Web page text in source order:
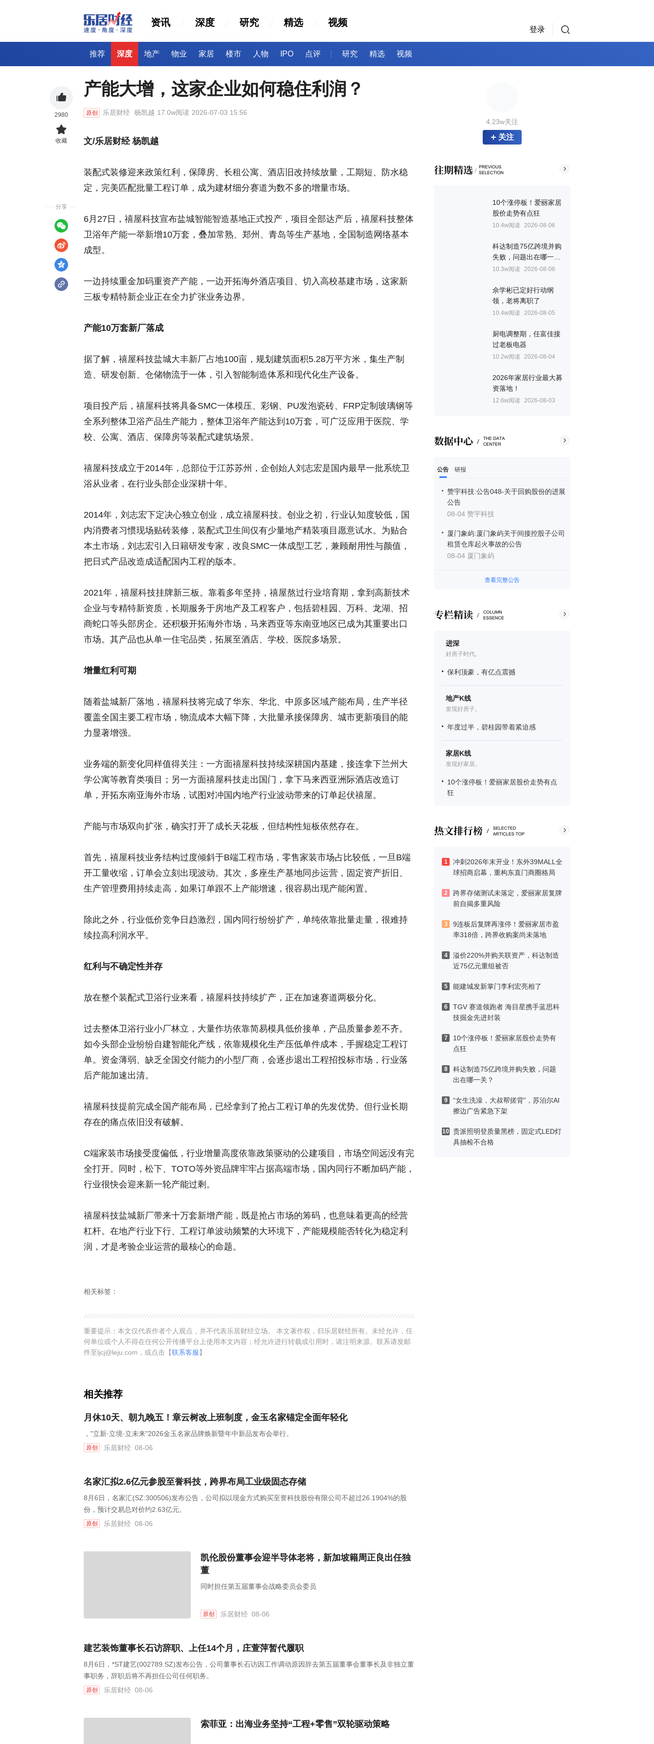
资讯 深度 研究 精选 视频
登录
推荐 深度 地产 物业 家居 楼市 人物 IPO 点评 研究 精选 视频
4.23w关注
关注
10个涨停板！爱丽家居
股价走势有点狂
10.4w阅读 2026-08-06
科达制造75亿跨境并购
失败，问题出在哪一
关？
10.3w阅读 2026-08-06
佘学彬已定好行动纲
领，老将离职了
10.4w阅读 2026-08-05
厨电调整期，任富佳接
过老板电器
10.2w阅读 2026-08-04
2026年家居行业最大募
资落地！
12.6w阅读 2026-08-03
公告 研报
赞宇科技:公告048-关于回购股份的进展
公告
08-04 赞宇科技
厦门象屿:厦门象屿关于间接控股子公司
租赁仓库起火事故的公告
08-04 厦门象屿
查看完整公告
进深
好房子时代。
保利顶豪，有亿点震撼
地产K线
发现好房子。
年度过半，碧桂园带着紧迫感
家居K线
发现好家居。
10个涨停板！爱丽家居股价走势有点
狂
1
冲刺2026年末开业！东外39MALL全
球招商启幕，重构东直门商圈格局
2
跨界存储测试未落定，爱丽家居复牌
前自揭多重风险
3
9连板后复牌再涨停！爱丽家居市盈
率318倍，跨界收购案尚未落地
4
溢价220%并购关联资产，科达制造
近75亿元重组被否
5 能建城发新掌门李利宏亮相了
6
TGV 赛道领跑者 海目星携手蓝思科
技掘金先进封装
7
10个涨停板！爱丽家居股价走势有
点狂
8
科达制造75亿跨境并购失败，问题
出在哪一关？
9
“女生洗澡，大叔帮搓背”，苏泊尔AI
擦边广告紧急下架
10 贵派照明登质量黑榜，固定式LED灯
具抽检不合格
产能大增，这家企业如何稳住利润？
原创 乐居财经 杨凯越 17.0w阅读 2026-07-03 15:56
文/乐居财经 杨凯越
装配式装修迎来政策红利，保障房、长租公寓、酒店旧改持续放量，工期短、防水稳
定，完美匹配批量工程订单，成为建材细分赛道为数不多的增量市场。
6月27日，禧屋科技宣布盐城智能智造基地正式投产，项目全部达产后，禧屋科技整体
卫浴年产能一举新增10万套，叠加常熟、郑州、青岛等生产基地，全国制造网络基本
成型。
一边持续重金加码重资产产能，一边开拓海外酒店项目、切入高校基建市场，这家新
三板专精特新企业正在全力扩张业务边界。
产能10万套新厂落成
据了解，禧屋科技盐城大丰新厂占地100亩，规划建筑面积5.28万平方米，集生产制
造、研发创新、仓储物流于一体，引入智能制造体系和现代化生产设备。
项目投产后，禧屋科技将具备SMC一体模压、彩钢、PU发泡瓷砖、FRP定制玻璃钢等
全系列整体卫浴产品生产能力，整体卫浴年产能达到10万套，可广泛应用于医院、学
校、公寓、酒店、保障房等装配式建筑场景。
禧屋科技成立于2014年，总部位于江苏苏州，企创始人刘志宏是国内最早一批系统卫
浴从业者，在行业头部企业深耕十年。
2014年，刘志宏下定决心独立创业，成立禧屋科技。创业之初，行业认知度较低，国
内消费者习惯现场贴砖装修，装配式卫生间仅有少量地产精装项目愿意试水。为贴合
本土市场，刘志宏引入日籍研发专家，改良SMC一体成型工艺，兼顾耐用性与颜值，
把日式产品改造成适配国内工程的版本。
2021年，禧屋科技挂牌新三板。靠着多年坚持，禧屋熬过行业培育期，拿到高新技术
企业与专精特新资质，长期服务于房地产及工程客户，包括碧桂园、万科、龙湖、招
商蛇口等头部房企。还积极开拓海外市场，马来西亚等东南亚地区已成为其重要出口
市场。其产品也从单一住宅品类，拓展至酒店、学校、医院多场景。
增量红利可期
随着盐城新厂落地，禧屋科技将完成了华东、华北、中原多区域产能布局，生产半径
覆盖全国主要工程市场，物流成本大幅下降，大批量承接保障房、城市更新项目的能
力显著增强。
业务端的新变化同样值得关注：一方面禧屋科技持续深耕国内基建，接连拿下兰州大
学公寓等教育类项目；另一方面禧屋科技走出国门，拿下马来西亚洲际酒店改造订
单，开拓东南亚海外市场，试图对冲国内地产行业波动带来的订单起伏禧屋。
产能与市场双向扩张，确实打开了成长天花板，但结构性短板依然存在。
首先，禧屋科技业务结构过度倾斜于B端工程市场，零售家装市场占比较低，一旦B端
开工量收缩，订单会立刻出现波动。其次，多座生产基地同步运营，固定资产折旧、
生产管理费用持续走高，如果订单跟不上产能增速，很容易出现产能闲置。
除此之外，行业低价竞争日趋激烈，国内同行纷纷扩产，单纯依靠批量走量，很难持
续拉高利润水平。
红利与不确定性并存
放在整个装配式卫浴行业来看，禧屋科技持续扩产，正在加速赛道两极分化。
过去整体卫浴行业小厂林立，大量作坊依靠简易模具低价接单，产品质量参差不齐。
如今头部企业纷纷自建智能化产线，依靠规模化生产压低单件成本，手握稳定工程订
单。资金薄弱、缺乏全国交付能力的小型厂商，会逐步退出工程招投标市场，行业落
后产能加速出清。
禧屋科技提前完成全国产能布局，已经拿到了抢占工程订单的先发优势。但行业长期
存在的痛点依旧没有破解。
C端家装市场接受度偏低，行业增量高度依靠政策驱动的公建项目，市场空间远没有完
全打开。同时，松下、TOTO等外资品牌牢牢占据高端市场，国内同行不断加码产能，
行业很快会迎来新一轮产能过剩。
禧屋科技盐城新厂带来十万套新增产能，既是抢占市场的筹码，也意味着更高的经营
杠杆。在地产行业下行、工程订单波动频繁的大环境下，产能规模能否转化为稳定利
润，才是考验企业运营的最核心的命题。
相关标签：
重要提示：本文仅代表作者个人观点，并不代表乐居财经立场。 本文著作权，归乐居财经所有。未经允许，任
何单位或个人不得在任何公开传播平台上使用本文内容；经允许进行转载或引用时，请注明来源。联系请发邮
件至ljcj@leju.com，或点击【联系客服】
相关推荐
月休10天、朝九晚五！章云树改上班制度，金玉名家锚定全面年轻化
，"立新·立境·立未来"2026金玉名家品牌焕新暨年中新品发布会举行。
原创 乐居财经 08-06
名家汇拟2.6亿元参股至誉科技，跨界布局工业级固态存储
8月6日，名家汇(SZ:300506)发布公告，公司拟以现金方式购买至誉科技股份有限公司不超过26.1904%的股
份，预计交易总对价约2.63亿元。
原创 乐居财经 08-06
凯伦股份董事会迎半导体老将，新加坡籍周正良出任独
董
同时担任第五届董事会战略委员会委员
原创 乐居财经 08-06
建艺装饰董事长石访辞职、上任14个月，庄萱萍暂代履职
8月6日，*ST建艺(002789.SZ)发布公告，公司董事长石访因工作调动原因辞去第五届董事会董事长及非独立董
事职务，辞职后将不再担任公司任何职务。
原创 乐居财经 08-06
索菲亚：出海业务坚持“工程+零售”双轮驱动策略
2980
收藏
分享